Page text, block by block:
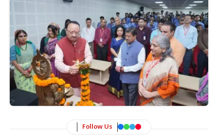
Follow Us